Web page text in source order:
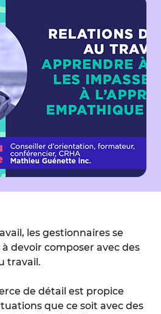
les gestionnaires se
devoir composer avec des
travail.
de détail est propice
que ce soit avec des